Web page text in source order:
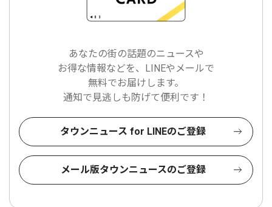
あなたの街の話題のニュースや
お得な情報などを、LINEやメールで
無料でお届けします。
通知で見逃しも防げて便利です！
タウンニュース for LINEのご登録
メール版タウンニュースのご登録